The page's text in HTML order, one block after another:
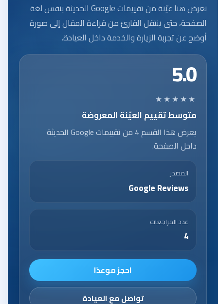
نعرض هنا عيّنة من تقييمات Google الحديثة بنفس لغة
الصفحة، حتى ينتقل القارئ من قراءة المقال إلى صورة
أوضح عن تجربة الزيارة والخدمة داخل العيادة.
5.0
★★★★★
متوسط تقييم العيّنة المعروضة
يعرض هذا القسم 4 من تقييمات Google الحديثة
داخل الصفحة.
المصدر
Google Reviews
عدد المراجعات
4
احجز موعدًا
تواصل مع العيادة